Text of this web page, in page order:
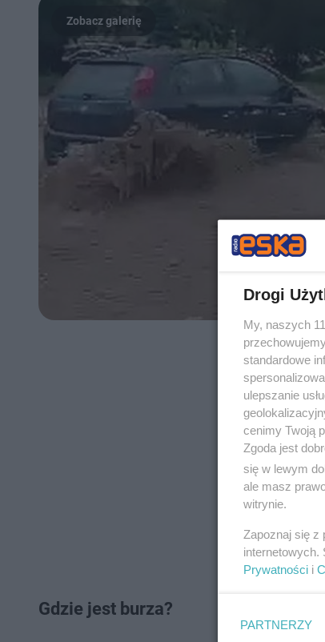
Gdzie jest burza?
Drogi
My, naszych
standardowe
ulepszanie
cenimy Twoją
Zgoda jest
się w lewym
ale masz
witrynie.
Zapoznaj się z
internetowych.
Prywatności i
PARTNERZY